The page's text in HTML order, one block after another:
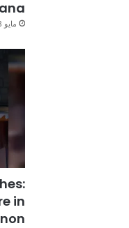
مايو 28, 2026
in